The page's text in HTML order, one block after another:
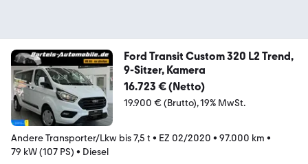
Ford Transit Custom 320 L2 Trend,
9-Sitzer, Kamera
16.723 € (Netto)
19.900 € (Brutto) 19% MwSt.
Andere Transporter/Lkw bis 7,5 t • EZ 02/2020 • 97.000 km •
79 kW (107 PS) • Diesel